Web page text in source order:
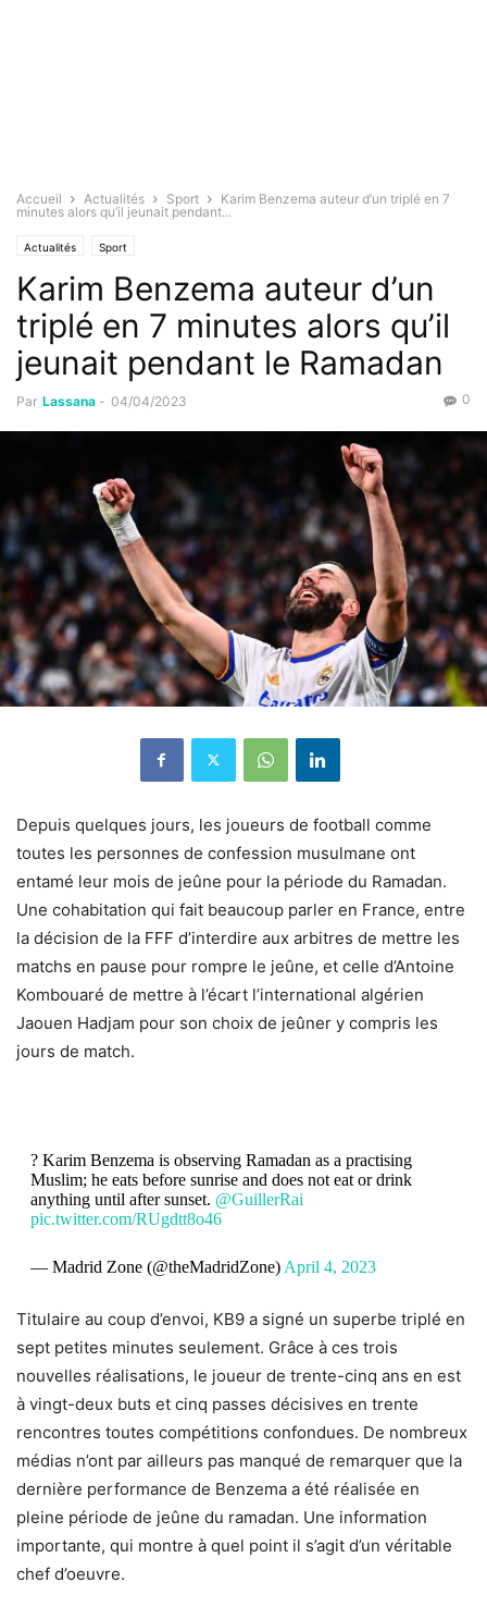
Accueil Actualités Sport
Karim Benzema auteur d’un triplé en 7
minutes alors qu’il jeunait pendant...
Actualités Sport
Karim Benzema auteur d’un
triplé en 7 minutes alors qu’il
jeunait pendant le Ramadan
Par Lassana - 04/04/2023 0
Depuis quelques jours, les joueurs de football comme
toutes les personnes de confession musulmane ont
entamé leur mois de jeûne pour la période du Ramadan.
Une cohabitation qui fait beaucoup parler en France, entre
la décision de la FFF d’interdire aux arbitres de mettre les
matchs en pause pour rompre le jeûne, et celle d’Antoine
Kombouaré de mettre à l’écart l’international algérien
Jaouen Hadjam pour son choix de jeûner y compris les
jours de match.
? Karim Benzema is observing Ramadan as a practising
Muslim; he eats before sunrise and does not eat or drink
anything until after sunset. @GuillerRai
pic.twitter.com/RUgdtt8o46
— Madrid Zone (@theMadridZone) April 4, 2023
Titulaire au coup d’envoi, KB9 a signé un superbe triplé en
sept petites minutes seulement. Grâce à ces trois
nouvelles réalisations, le joueur de trente-cinq ans en est
à vingt-deux buts et cinq passes décisives en trente
rencontres toutes compétitions confondues. De nombreux
médias n’ont par ailleurs pas manqué de remarquer que la
dernière performance de Benzema a été réalisée en
pleine période de jeûne du ramadan. Une information
importante, qui montre à quel point il s’agit d’un véritable
chef d’oeuvre.